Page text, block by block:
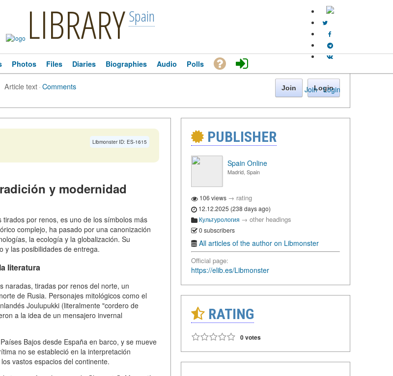
LIBRARY Spain
Join · Login
Photos Files Diaries Biographies Audio Polls
Article text·Comments Join Login
Libmonster ID: ES-1615
y modernidad
por renos, es uno de los símbolos más
complejo, ha pasado por una canonización
la ecología y la globalización. Su
y las posibilidades de entrega.
literatura
naradas, tiradas por renos del norte, un
de Rusia. Personajes mitológicos como el
Joulupukki (literalmente "cordero de
a la idea de un mensajero invernal
Bajos desde España en barco, y se mueve
no se estableció en la interpretación
vastos espacios del continente.
PUBLISHER
Spain Online
Madrid, Spain
106 views → rating
12.12.2025 (238 days ago)
Культурология → other headings
0 subscribers
All articles of the author on Libmonster
Official page:
https://elib.es/Libmonster
RATING
0 votes